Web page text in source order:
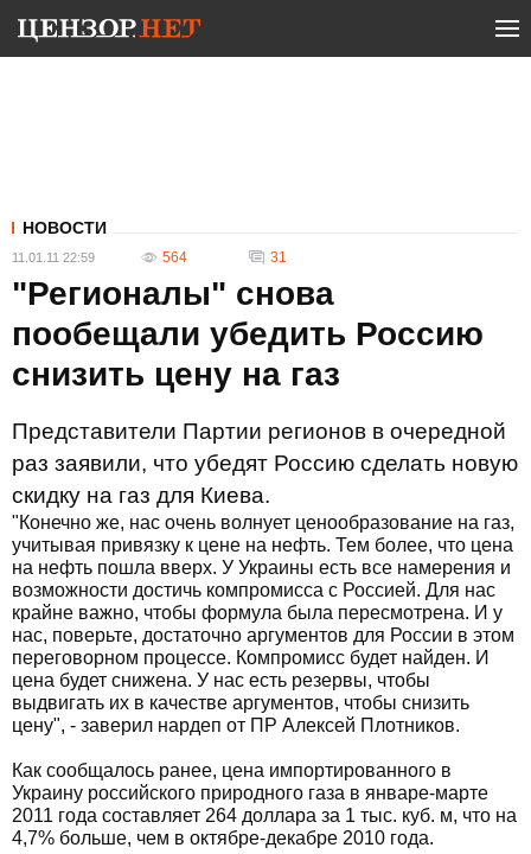
НОВОСТИ
11.01.11 22:59 564 31
"Регионалы" снова
пообещали убедить Россию
снизить цену на газ
Представители Партии регионов в очередной
раз заявили, что убедят Россию сделать новую
скидку на газ для Киева.
"Конечно же, нас очень волнует ценообразование на газ,
учитывая привязку к цене на нефть. Тем более, что цена
на нефть пошла вверх. У Украины есть все намерения и
возможности достичь компромисса с Россией. Для нас
крайне важно, чтобы формула была пересмотрена. И у
нас, поверьте, достаточно аргументов для России в этом
переговорном процессе. Компромисс будет найден. И
цена будет снижена. У нас есть резервы, чтобы
выдвигать их в качестве аргументов, чтобы снизить
цену", - заверил нардеп от ПР Алексей Плотников.
Как сообщалось ранее, цена импортированного в
Украину российского природного газа в январе-марте
2011 года составляет 264 доллара за 1 тыс. куб. м, что на
4,7% больше, чем в октябре-декабре 2010 года.